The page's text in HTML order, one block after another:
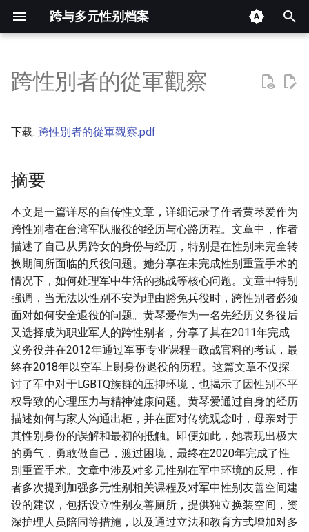
跨与多元性别档案
入
以
摘要
其他信息 [Processed Page
正文
跨性別者的從軍觀察
下载: 跨性別者的從軍觀察.pdf
摘要
本文是一篇详尽的自传性文章，详细记录了作者黄琴爱作为
跨性别者在台湾军队服役的经历与心路历程。文章中，作者
描述了自己从男跨女的身份与经历，特别是在性别未完全转
换期间所面临的兵役问题。她分享在未完成性别重置手术的
情况下，如何处理军中生活的挑战等核心问题。文章中特别
强调，当无法以性别不安为理由豁免兵役时，跨性别者必须
面对如何安全退役的问题。黄琴爱作为一名先经历义务役后
又选择成为职业军人的跨性别者，分享了其在2011年完成
义务役并在2012年通过军事专业课程—政战官科的考试，最
终在2018年以空军上尉身份退役的历程。这篇文章不仅探
讨了军中对于LGBTQ族群的压抑环境，也揭示了因性别不平
权导致的心理压力与精神健康问题。黄琴爱通过自身的经历
描述如何与家人沟通出柜，并在面对传统观念时，母亲对于
其性别身份的误解和最初的抵触。即便如此，她表现出极大
的勇气，勇敢做自己，渡过困境，最终在2020年完成了性
别重置手术。文章中涉及对多元性别在军中环境的反思，作
者多次提到加强多元性别相关课程及对军中性别友善空间建
设的建议，包括设立性别友善厕所，提供独立换装空间，资
深护理人员陪同等措施，以及通过立法和教育方式增加对多